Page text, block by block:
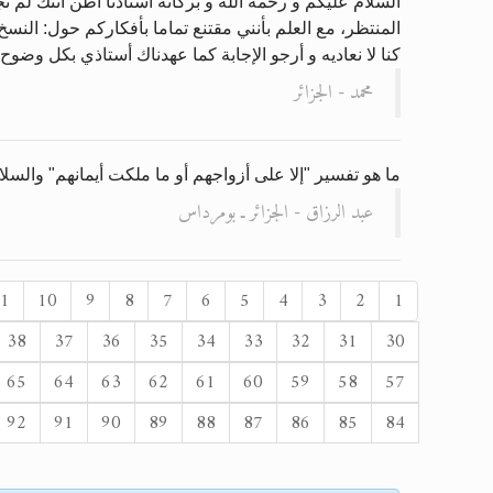
المنتظر، مع العلم بأنني مقتنع تماما بأفكاركم حول:
كنا لا نعاديه و أرجو الإجابة كما عهدناك أستاذي بكل
محمد - الجزائر
ما هو تفسير "إلا على أزواجهم أو ما ملكت أيمانهم"
عبد الرزاق - الجزائر ـ بومرداس
1
2
3
4
5
6
7
8
9
10
30
31
32
33
34
35
36
37
38
57
58
59
60
61
62
63
64
65
84
85
86
87
88
89
90
91
92